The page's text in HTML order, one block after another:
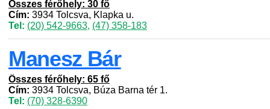
Összes férőhely: 30 fő
Cím: 3934 Tolcsva, Klapka u.
Tel: (20) 542-9663, (47) 358-183
Manesz Bár
Összes férőhely: 65 fő
Cím: 3934 Tolcsva, Búza Barna tér 1.
Tel: (70) 328-6390